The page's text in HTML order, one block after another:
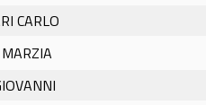
CARLO
MARZIA